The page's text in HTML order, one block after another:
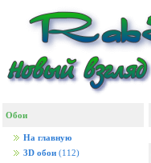
Обои
На главную
3D обои (112)